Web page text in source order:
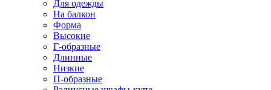
Для одежды
На балкон
Форма
Высокие
Г-образные
Длинные
Низкие
П-образные